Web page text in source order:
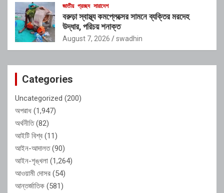
জাতীয় প্রচ্ছদ সারাদেশ
বরুড়া স্বাস্থ্য কমপ্লেক্সের সামনে ব্যক্তির মরদেহ
উদ্ধার, পরিচয় শনাক্ত
August 7, 2026 swadhin
Categories
Uncategorized (200)
অপরাধ (1,947)
অর্থনীতি(82)
আইটি বিশ্ব (11)
আইন-আদালত(90)
আইন-শৃঙ্খলা (1,264)
আওয়ামী দোসর (54)
আন্তর্জাতিক (581)